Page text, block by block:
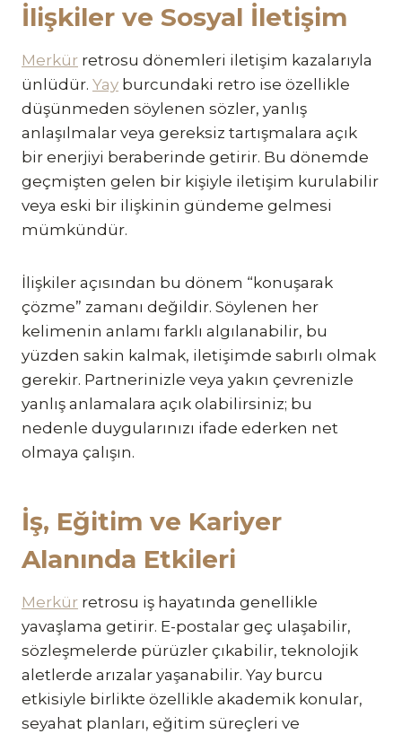
İlişkiler ve Sosyal İletişim
Merkür retrosu dönemleri iletişim kazalarıyla
ünlüdür. Yay burcundaki retro ise özellikle
düşünmeden söylenen sözler, yanlış
anlaşılmalar veya gereksiz tartışmalara açık
bir enerjiyi beraberinde getirir. Bu dönemde
geçmişten gelen bir kişiyle iletişim kurulabilir
veya eski bir ilişkinin gündeme gelmesi
mümkündür.
İlişkiler açısından bu dönem “konuşarak
çözme” zamanı değildir. Söylenen her
kelimenin anlamı farklı algılanabilir, bu
yüzden sakin kalmak, iletişimde sabırlı olmak
gerekir. Partnerinizle veya yakın çevrenizle
yanlış anlamalara açık olabilirsiniz; bu
nedenle duygularınızı ifade ederken net
olmaya çalışın.
İş, Eğitim ve Kariyer
Alanında Etkileri
Merkür retrosu iş hayatında genellikle
yavaşlama getirir. E-postalar geç ulaşabilir,
sözleşmelerde pürüzler çıkabilir, teknolojik
aletlerde arızalar yaşanabilir. Yay burcu
etkisiyle birlikte özellikle akademik konular,
seyahat planları, eğitim süreçleri ve